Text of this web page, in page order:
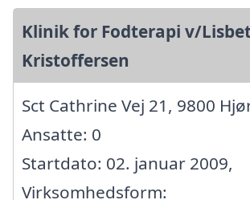
Klinik for Fodterapi v/
Kristoffersen
Sct Cathrine Vej 21, 9800
Ansatte: 0
Startdato: 02. januar 2009,
Virksomhedsform: